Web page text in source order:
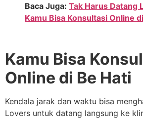
Baca Juga: Tak Harus Datang
Kamu Bisa Konsultasi Online
Kamu Bisa
Online di Be Hati
Kendala jarak dan waktu bisa
Lovers untuk datang langsung ke